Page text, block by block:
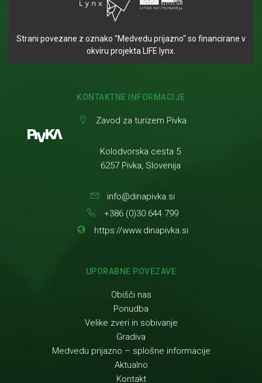
Strani povezane z oznako "Medvedu prijazno" so financirane v
okviru projekta LIFE lynx.
KONTAKTNE INFORMACIJE
Zavod za turizem Pivka
Kolodvorska cesta 5
6257 Pivka, Slovenija
info@dinapivka.si
+386 (0)30 644 799
https://www.dinapivka.si
UPORABNE POVEZAVE
Obišči nas
Ponudba
Velike zveri in sobivanje
Gradiva
Medvedu prijazno – splošne informacije
Aktualno
Kontakt